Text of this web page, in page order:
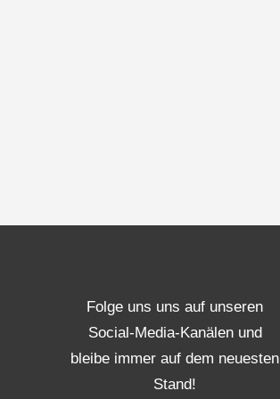
Folge uns uns auf unseren
Social-Media-Kanälen und
bleibe immer auf dem neuesten
Stand!